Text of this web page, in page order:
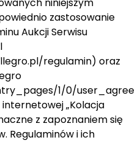
zastosowanie
Aukcji Serwisu
regulamin) oraz
1/0/
„Kolacja
z zapoznaniem się
Regulaminów i ich